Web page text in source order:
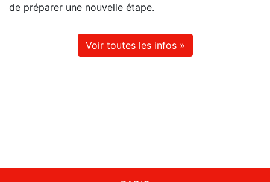
de préparer une nouvelle étape.
Voir toutes les infos »